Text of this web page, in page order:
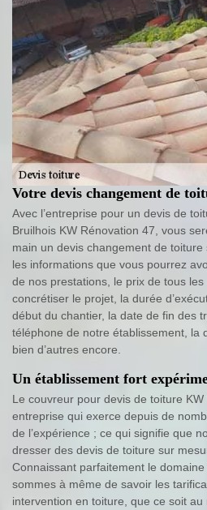
Votre devis changement de
Avec l’entreprise pour un devis de
Bruilhois KW Rénovation 47, vous
main un devis changement de
les informations que vous pourrez
de nos prestations, le prix de tous
concrétiser le projet, la durée
début du chantier, la date de fin des
téléphone de notre établissement, la
bien d’autres encore.
Un établissement fort
Le couvreur pour devis de toiture
entreprise qui exerce depuis de
de l’expérience ; ce qui signifie que
dresser des devis de toiture sur
Connaissant parfaitement le
sommes à même de savoir les
intervention en toiture, que ce soit